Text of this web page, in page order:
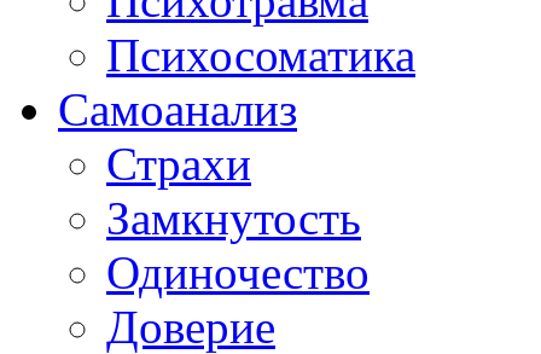
Психосоматика
Самоанализ
Страхи
Замкнутость
Одиночество
Доверие